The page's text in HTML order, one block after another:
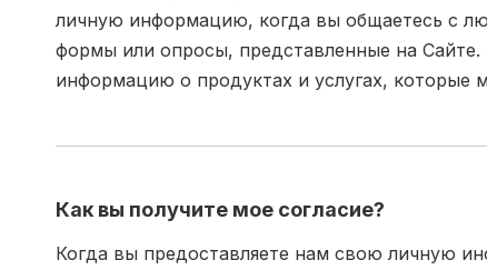
личную информацию, когда вы общаетесь с
формы или опросы, представленные на
информацию о продуктах и ​​услугах, которые
Как вы получите мое согласие?
Когда вы предоставляете нам свою личную